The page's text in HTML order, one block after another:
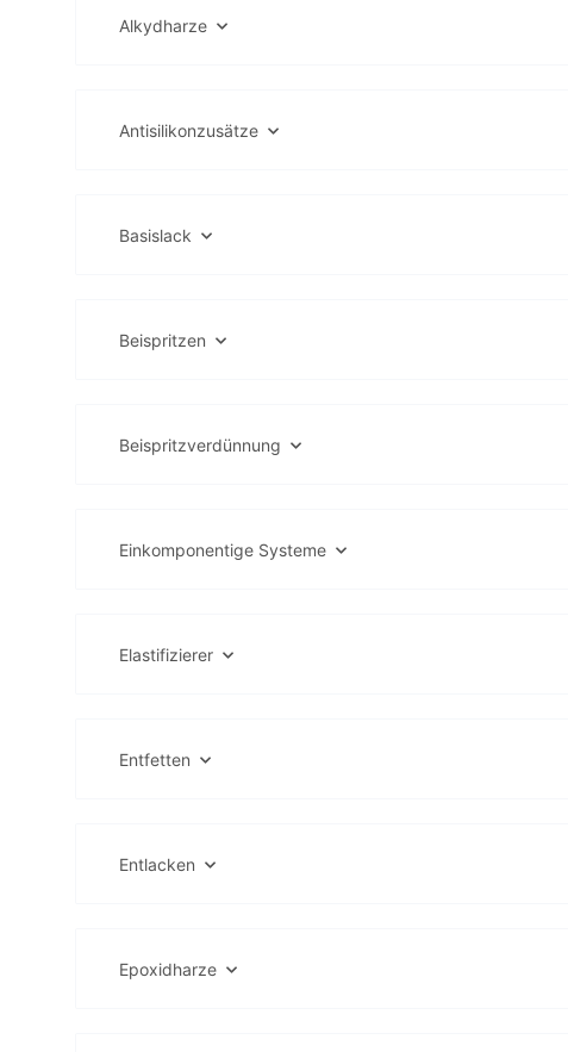
Alkydharze
Antisilikonzusätze
Basislack
Beispritzen
Beispritzverdünnung
Einkomponentige Systeme
Elastifizierer
Entfetten
Entlacken
Epoxidharze